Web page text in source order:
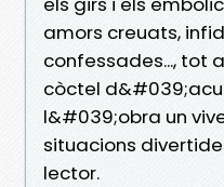
amors creuats,
confessades..., tot
còctel
l&#039;obra un
situacions
lector.